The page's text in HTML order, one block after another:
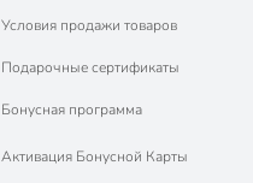
Условия продажи товаров
Подарочные сертификаты
Бонусная программа
Активация Бонусной Карты